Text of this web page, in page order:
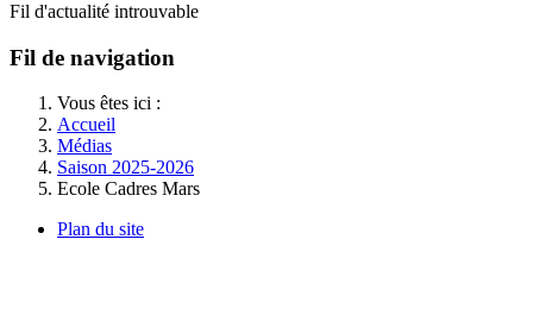
Fil d'actualité introuvable
Fil de navigation
Vous êtes ici :
Accueil
Médias
Saison 2025-2026
Ecole Cadres Mars
Plan du site